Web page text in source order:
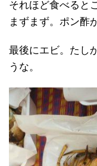
それほど食べると
まずまず。ポン酢
最後にエビ。たし
うな。